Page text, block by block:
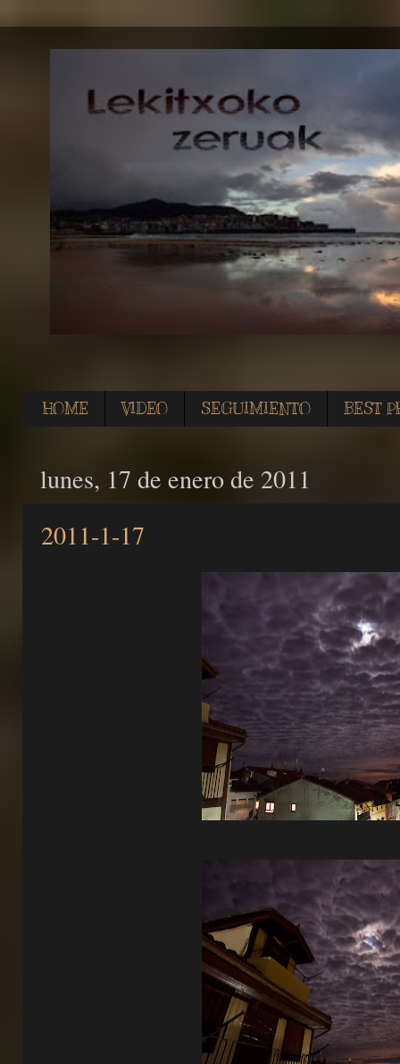
HOME VIDEO SEGUIMIENTO BEST
lunes, 17 de enero de 2011
2011-1-17